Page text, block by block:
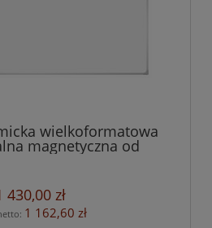
wielkoformatowa
magnetyczna od
do 500x120 cm
430,00 zł
1 162,60 zł